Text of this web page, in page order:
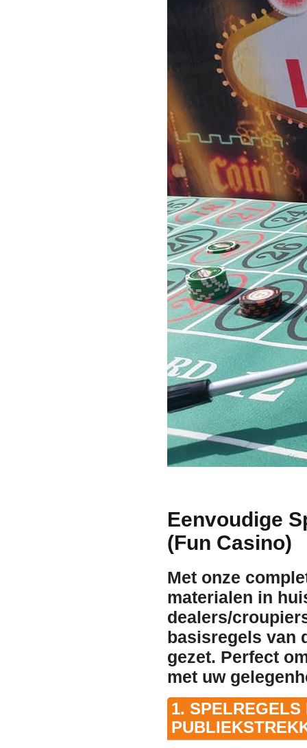
Eenvoudige
(Fun Casino)
Met onze
materialen in
dealers/
basisregels van
gezet. Perfect
met uw
1. SPELREGELS